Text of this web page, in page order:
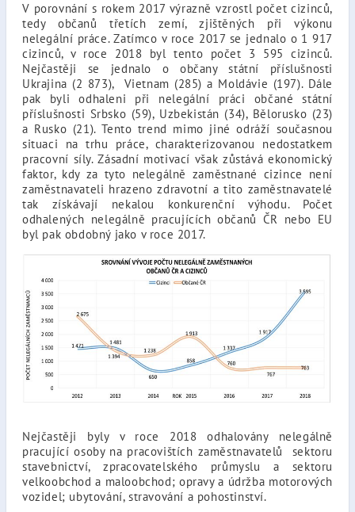
V porovnání s rokem 2017 výrazně vzrostl počet cizinců,
tedy občanů třetích zemí, zjištěných při výkonu
nelegální práce. Zatímco v roce 2017 se jednalo o 1 917
cizinců, v roce 2018 byl tento počet 3 595 cizinců.
Nejčastěji se jednalo o občany státní příslušnosti
Ukrajina (2 873), Vietnam (285) a Moldávie (197). Dále
pak byli odhaleni při nelegální práci občané státní
příslušnosti Srbsko (59), Uzbekistán (34), Bělorusko (23)
a Rusko (21). Tento trend mimo jiné odráží současnou
situaci na trhu práce, charakterizovanou nedostatkem
pracovní síly. Zásadní motivací však zůstává ekonomický
faktor, kdy za tyto nelegálně zaměstnané cizince není
zaměstnavateli hrazeno zdravotní a tito zaměstnavatelé
tak získávají nekalou konkurenční výhodu. Počet
odhalených nelegálně pracujících občanů ČR nebo EU
byl pak obdobný jako v roce 2017.
Nejčastěji byly v roce 2018 odhalovány nelegálně
pracující osoby na pracovištích zaměstnavatelů sektoru
stavebnictví, zpracovatelského průmyslu a sektoru
velkoobchod a maloobchod; opravy a údržba motorových
vozidel; ubytování, stravování a pohostinství.